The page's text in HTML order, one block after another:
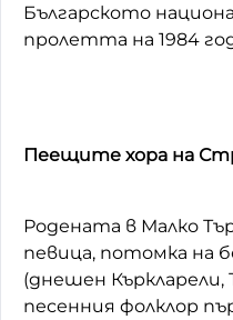
Българското
пролетта на 1984
Пеещите хора на
Родената в Малко
певица, потомка на
(днешен Къркларели,
песенния фолклор